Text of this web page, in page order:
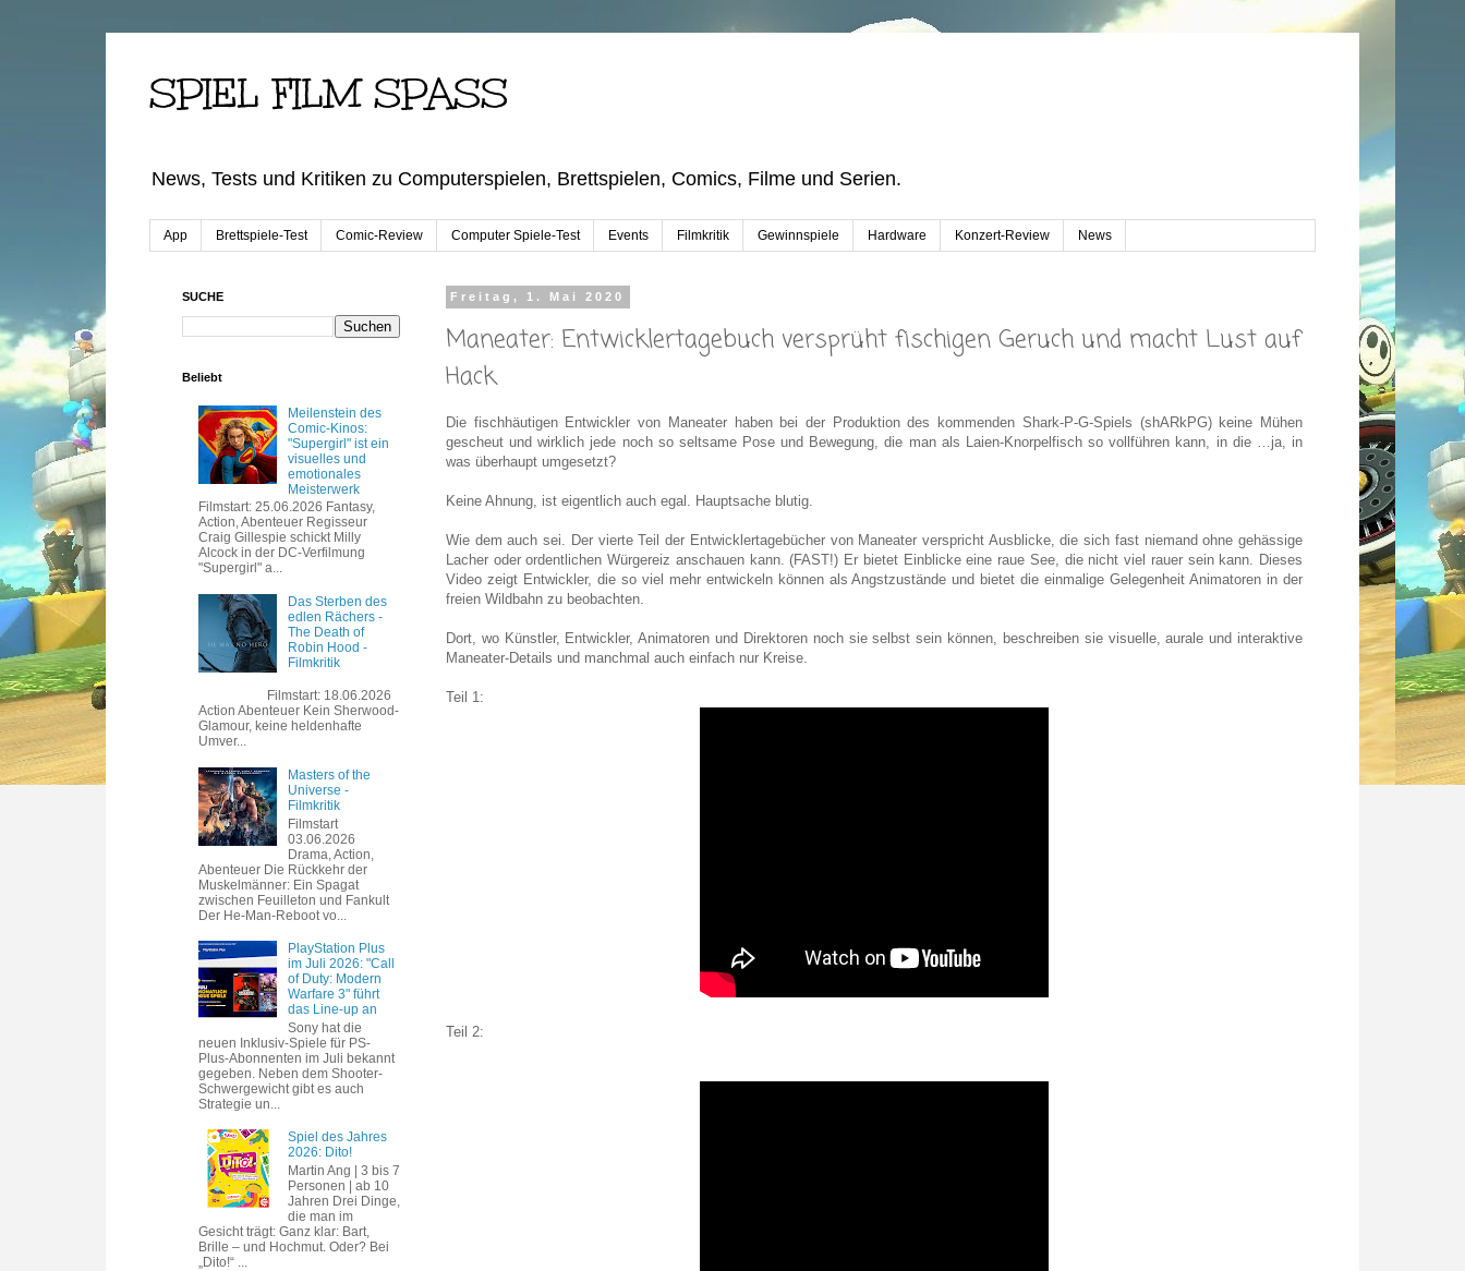
SPIEL FILM SPASS
News, Tests und Kritiken zu Computerspielen, Brettspielen, Comics, Filme und Serien.
App Brettspiele-Test Comic-Review Computer Spiele-Test Events Filmkritik Gewinnspiele Hardware Konzert-Review News
Freitag, 1. Mai 2020
Maneater: Entwicklertagebuch versprüht fischigen Geruch und macht Lust auf
Hack
Die fischhäutigen Entwickler von Maneater haben bei der Produktion des kommenden Shark-P-G-Spiels (shARkPG) keine Mühen
gescheut und wirklich jede noch so seltsame Pose und Bewegung, die man als Laien-Knorpelfisch so vollführen kann, in die …ja, in
was überhaupt umgesetzt?
Keine Ahnung, ist eigentlich auch egal. Hauptsache blutig.
Wie dem auch sei. Der vierte Teil der Entwicklertagebücher von Maneater verspricht Ausblicke, die sich fast niemand ohne gehässige
Lacher oder ordentlichen Würgereiz anschauen kann. (FAST!) Er bietet Einblicke eine raue See, die nicht viel rauer sein kann. Dieses
Video zeigt Entwickler, die so viel mehr entwickeln können als Angstzustände und bietet die einmalige Gelegenheit Animatoren in der
freien Wildbahn zu beobachten.
Dort, wo Künstler, Entwickler, Animatoren und Direktoren noch sie selbst sein können, beschreiben sie visuelle, aurale und interaktive
Maneater-Details und manchmal auch einfach nur Kreise.
Teil 1:
Teil 2:
SUCHE
Beliebt
Meilenstein des
Comic-Kinos:
"Supergirl" ist ein
visuelles und
emotionales
Meisterwerk
Filmstart: 25.06.2026 Fantasy,
Action, Abenteuer Regisseur
Craig Gillespie schickt Milly
Alcock in der DC-Verfilmung
"Supergirl" a...
Das Sterben des
edlen Rächers -
The Death of
Robin Hood -
Filmkritik
Filmstart: 18.06.2026
Action Abenteuer Kein Sherwood-
Glamour, keine heldenhafte
Umver...
Masters of the
Universe -
Filmkritik
Filmstart
03.06.2026
Drama, Action,
Abenteuer Die Rückkehr der
Muskelmänner: Ein Spagat
zwischen Feuilleton und Fankult
Der He-Man-Reboot vo...
PlayStation Plus
im Juli 2026: "Call
of Duty: Modern
Warfare 3" führt
das Line-up an
Sony hat die
neuen Inklusiv-Spiele für PS-
Plus-Abonnenten im Juli bekannt
gegeben. Neben dem Shooter-
Schwergewicht gibt es auch
Strategie un...
Spiel des Jahres
2026: Dito!
Martin Ang | 3 bis 7
Personen | ab 10
Jahren Drei Dinge,
die man im
Gesicht trägt: Ganz klar: Bart,
Brille – und Hochmut. Oder? Bei
„Dito!“ ...